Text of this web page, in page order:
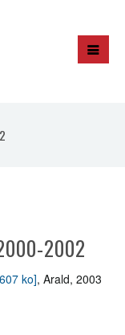
2002
ko], Arald, 2003